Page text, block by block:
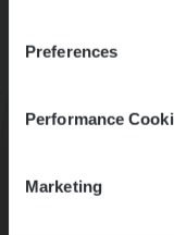
Preferences
Performance
Marketing